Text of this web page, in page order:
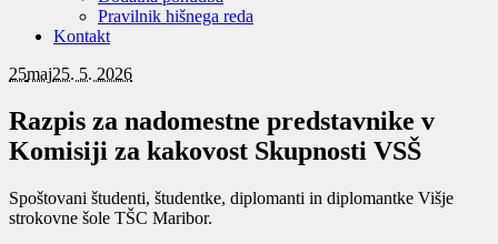
Pravilnik hišnega reda
Kontakt
25maj25. 5. 2026
Razpis za nadomestne predstavnike v
Komisiji za kakovost Skupnosti VSŠ
Spoštovani študenti, študentke, diplomanti in diplomantke Višje
strokovne šole TŠC Maribor.